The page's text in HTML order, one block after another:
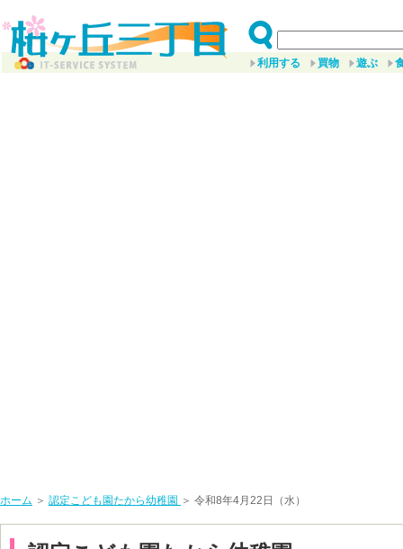
利用する 買物 遊ぶ
ホーム ＞ 認定こども園たから幼稚園 ＞ 令和8年4月22日（水）